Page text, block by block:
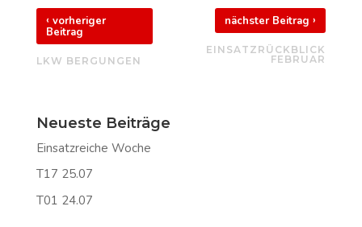
‹ vorheriger
Beitrag
LKW BERGUNGEN
nächster Beitrag›
EINSATZRÜCKBLICK
FEBRUAR
Neueste Beiträge
Einsatzreiche Woche
T17 25.07
T01 24.07